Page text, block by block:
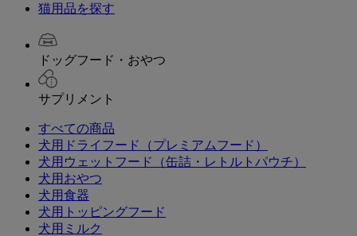
猫用品を探す
ドッグフード・おやつ
サプリメント
すべての商品
犬用ドライフード（プレミアムフード）
犬用ウェットフード（缶詰・レトルトパウチ）
犬用おやつ
犬用食器
犬用トッピングフード
犬用ミルク